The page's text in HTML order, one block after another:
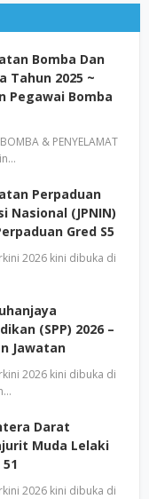
Bomba Dan
Tahun 2025 ~
Pegawai Bomba
& PENYELAMAT
Perpaduan
Nasional (JPNIN)
Gred S5
2026 kini dibuka di
(SPP) 2026 –
Jawatan
2026 kini dibuka di
Darat
Muda Lelaki
2026 kini dibuka di